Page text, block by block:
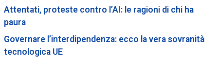
Attentati, proteste contro l’AI: le ragioni di chi ha
paura
Governare l’interdipendenza: ecco la vera sovranità
tecnologica UE